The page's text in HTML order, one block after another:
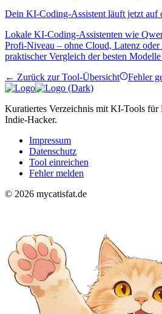
Dein KI-Coding-Assistent läuft jetzt auf
Lokale KI-Coding-Assistenten wie
Profi-Niveau – ohne Cloud, Latenz
praktischer Vergleich der besten
← Zurück zur Tool-Übersicht
Fehler
Kuratiertes Verzeichnis mit KI-Tools für
Indie-Hacker.
Impressum
Datenschutz
Tool einreichen
Fehler melden
© 2026 mycatisfat.de